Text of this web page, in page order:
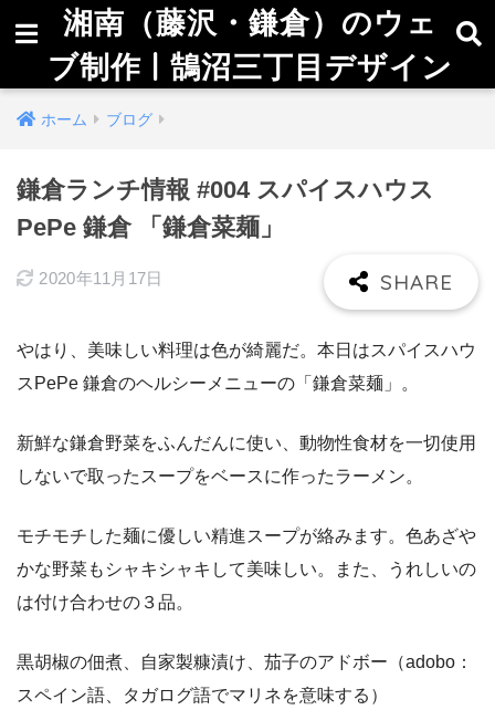
湘南（藤沢・鎌倉）のウェ
ブ制作 | 鵠沼三丁目デザイン
ホーム ブログ
鎌倉ランチ情報 #004 スパイスハウス
PePe 鎌倉 「鎌倉菜麺」
2020年11月17日
やはり、美味しい料理は色が綺麗だ。本日はスパイスハウ
スPePe 鎌倉のヘルシーメニューの「鎌倉菜麺」。
新鮮な鎌倉野菜をふんだんに使い、動物性食材を一切使用
しないで取ったスープをベースに作ったラーメン。
モチモチした麺に優しい精進スープが絡みます。色あざや
かな野菜もシャキシャキして美味しい。また、うれしいの
は付け合わせの３品。
黒胡椒の佃煮、自家製糠漬け、茄子のアドボー（adobo：
スペイン語、タガログ語でマリネを意味する）